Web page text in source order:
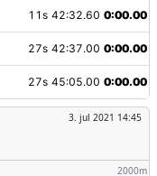
11s 42:32.60 0:00.00
27s 42:37.00 0:00.00
27s 45:05.00 0:00.00
3. jul 2021 14:45
2000m